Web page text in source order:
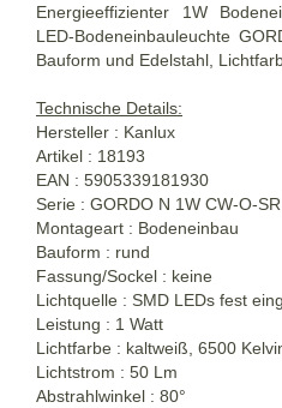
Energieeffizienter 1W
LED-Bodeneinbauleuchte
Bauform und Edelstahl,
Technische Details:
Hersteller : Kanlux
Artikel : 18193
EAN : 5905339181930
Serie : GORDO N 1W CW-O-SR
Montageart : Bodeneinbau
Bauform : rund
Fassung/Sockel : keine
Lichtquelle : SMD LEDs fest
Leistung : 1 Watt
Lichtfarbe : kaltweiß, 6500
Lichtstrom : 50 Lm
Abstrahlwinkel : 80°